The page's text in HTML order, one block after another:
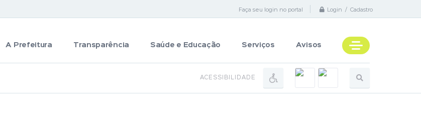
Faça seu login no portal Login / Cadastro
A Prefeitura Transparência Saúde e Educação Serviços Avisos
ACESSIBILIDADE